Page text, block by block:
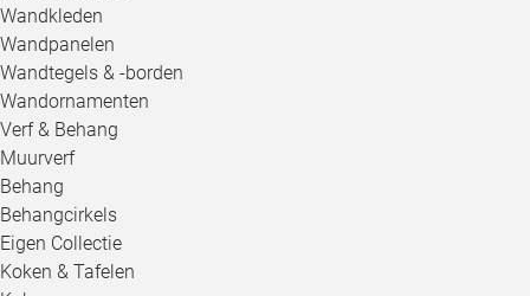
Wandkleden
Wandpanelen
Wandtegels & -borden
Wandornamenten
Verf & Behang
Muurverf
Behang
Behangcirkels
Eigen Collectie
Koken & Tafelen